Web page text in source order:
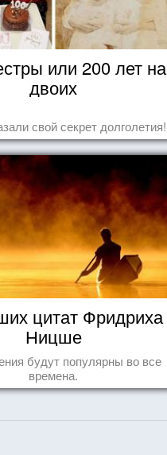
или 200 лет на
двоих
свой секрет долголетия!
цитат Фридриха
Ницше
будут популярны во все
времена.